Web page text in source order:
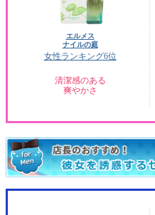
エルメス
ナイルの庭
女性ランキング6位
清潔感のある
爽やかさ